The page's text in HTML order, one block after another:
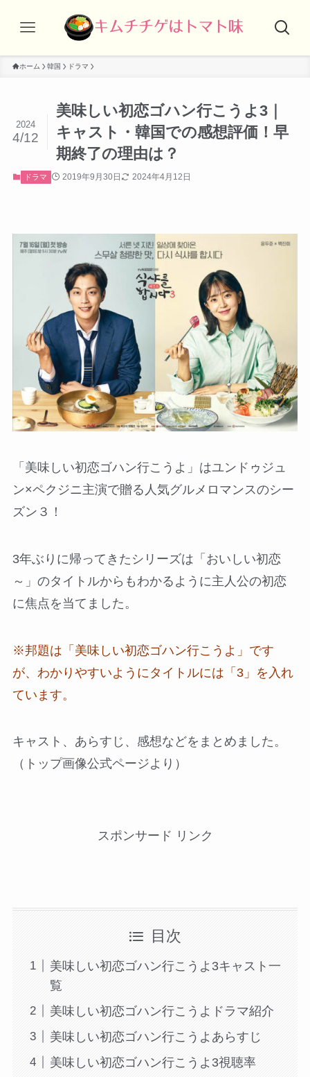
ホーム 韓国 ドラマ
美味しい初恋ゴハン行こうよ3｜
キャスト・韓国での感想評価！早
期終了の理由は？
2024
4/12
ドラマ 2019年9月30日 2024年4月12日
「美味しい初恋ゴハン行こうよ」はユンドゥジュ
ン×ペクジニ主演で贈る人気グルメロマンスのシー
ズン３！
3年ぶりに帰ってきたシリーズは「おいしい初恋
～」のタイトルからもわかるように主人公の初恋
に焦点を当てました。
※邦題は「美味しい初恋ゴハン行こうよ」です
が、わかりやすいようにタイトルには「3」を入れ
ています。
キャスト、あらすじ、感想などをまとめました。
（トップ画像公式ページより）
スポンサード リンク
目次
美味しい初恋ゴハン行こうよ3キャスト一
覧
美味しい初恋ゴハン行こうよドラマ紹介
美味しい初恋ゴハン行こうよあらすじ
美味しい初恋ゴハン行こうよ3視聴率